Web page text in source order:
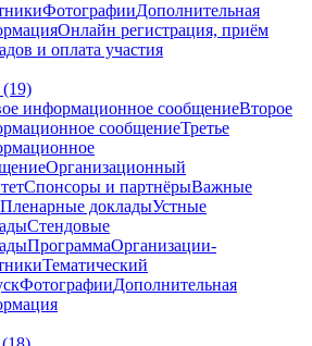
ФотографииДополнительная
Онлайн регистрация, приём
и оплата участия
(19)
информационное сообщениеВторое
сообщениеТретье
Организационный
Спонсоры и партнёрыВажные
Пленарные докладыУстные
Стендовые
ПрограммаОрганизации-
Тематический
ФотографииДополнительная